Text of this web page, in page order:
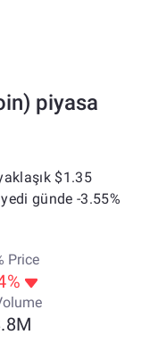
piyasa
$1.35
günde -3.55%
Price